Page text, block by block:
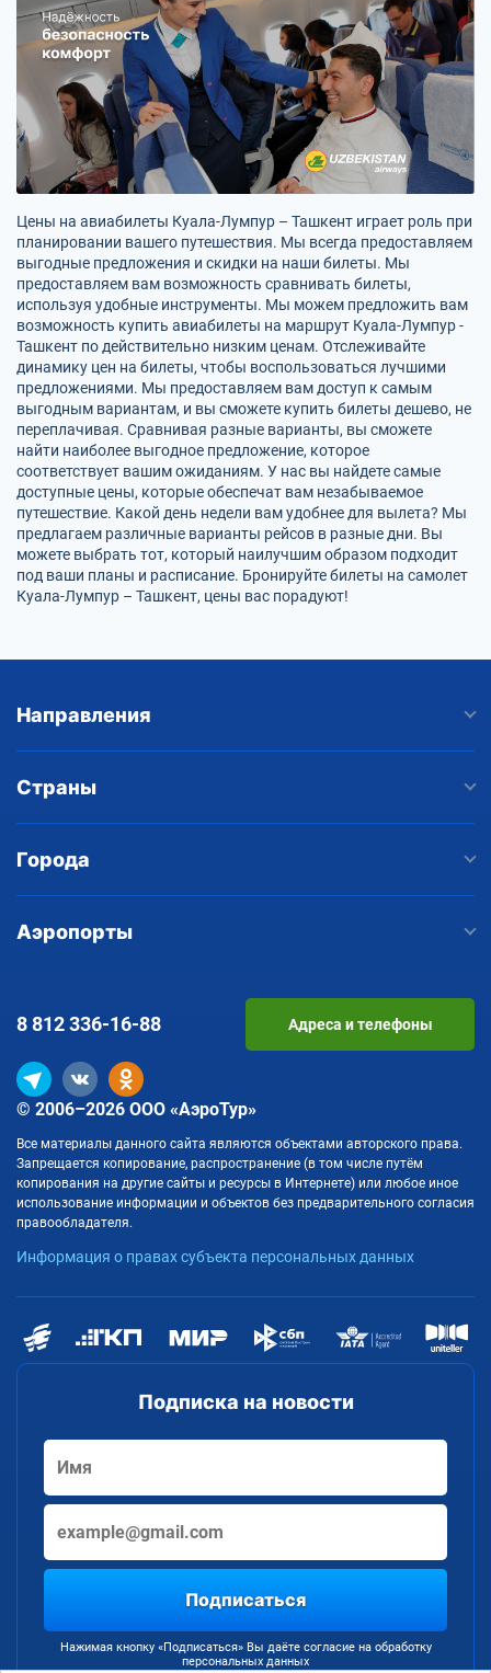
Цены на авиабилеты Куала-Лумпур – Ташкент играет роль при
планировании вашего путешествия. Мы всегда предоставляем
выгодные предложения и скидки на наши билеты. Мы
предоставляем вам возможность сравнивать билеты,
используя удобные инструменты. Мы можем предложить вам
возможность купить авиабилеты на маршрут Куала-Лумпур -
Ташкент по действительно низким ценам. Отслеживайте
динамику цен на билеты, чтобы воспользоваться лучшими
предложениями. Мы предоставляем вам доступ к самым
выгодным вариантам, и вы сможете купить билеты дешево, не
переплачивая. Сравнивая разные варианты, вы сможете
найти наиболее выгодное предложение, которое
соответствует вашим ожиданиям. У нас вы найдете самые
доступные цены, которые обеспечат вам незабываемое
путешествие. Какой день недели вам удобнее для вылета? Мы
предлагаем различные варианты рейсов в разные дни. Вы
можете выбрать тот, который наилучшим образом подходит
под ваши планы и расписание. Бронируйте билеты на самолет
Куала-Лумпур – Ташкент, цены вас порадуют!
Направления
Страны
Города
Аэропорты
Подписка на новости
Подписаться
Нажимая кнопку «Подписаться» Вы даёте согласие на обработку
персональных данных
© 2006–2026 ООО «АэроТур»
Все материалы данного сайта являются объектами авторского права.
Запрещается копирование, распространение (в том числе путём
копирования на другие сайты и ресурсы в Интернете) или любое иное
использование информации и объектов без предварительного согласия
правообладателя.
Информация о правах субъекта персональных данных
8 812336-16-88 Адреса и телефоны